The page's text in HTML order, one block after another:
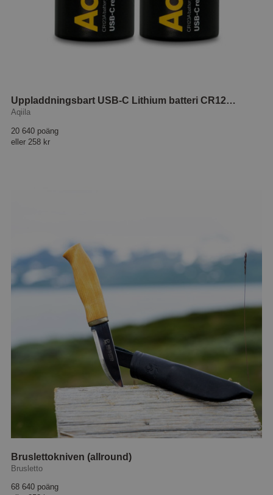
Uppladdningsbart USB-C Lithium batteri CR123A 2-p
Aqiila
20 640 poäng
eller 258 kr
Bruslettokniven (allround)
Brusletto
68 640 poäng